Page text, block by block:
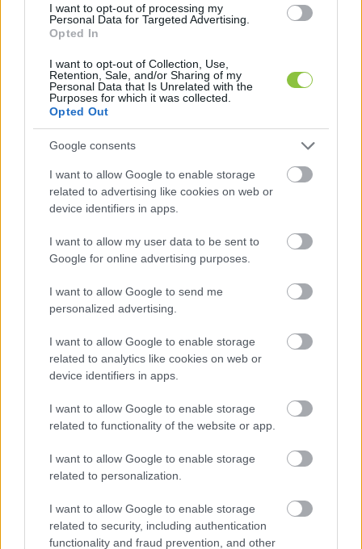
I want to opt-out of processing my
Personal Data for Targeted Advertising.
Opted In
I want to opt-out of Collection, Use,
Retention, Sale, and/or Sharing of my
Personal Data that Is Unrelated with the
Purposes for which it was collected.
Opted Out
Google consents
I want to allow Google to enable storage
related to advertising like cookies on web or
device identifiers in apps.
I want to allow my user data to be sent to
Google for online advertising purposes.
I want to allow Google to send me
personalized advertising.
I want to allow Google to enable storage
related to analytics like cookies on web or
device identifiers in apps.
I want to allow Google to enable storage
related to functionality of the website or app.
I want to allow Google to enable storage
related to personalization.
I want to allow Google to enable storage
related to security, including authentication
functionality and fraud prevention, and other
„Ez is egy elkövetési forma, az ‘ipariparkozás’. Az
országban számtalan faluban hoztak létre EU-s
pénzből a ehhez hasonló ‘ipari parkokat’. Párat
bemutattam én is már, de hány ilyen van még. Ha
kezdetével újabb 400 milliárd (!) forint EU-s
támogatás ugrott… Ha onnan, hogy mennyi minden
értelmes dologra lehetett volna ezt a pénzt
elkölteni (pl. egy komplett metrót, vagy jónéhány új
kórházat megépíteni): tragédia” – hangsúlyozta a
képviselő.
Hadházy Ákos „tragikomikus zárásként”
közzétette a projekt hivatalos projektlapjának
leírását. Nagyívű tervek voltak, a célok között
szerepelt például a foglalkoztatottság növelése,
helyi vállalkozások versenyképességének
fokozása, lakosság fogyásának megállítása, új